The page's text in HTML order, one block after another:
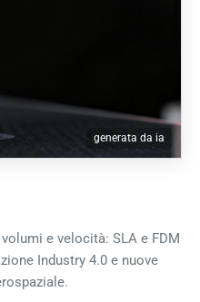
generata da ia
e velocità: SLA e FDM
Industry 4.0 e nuove